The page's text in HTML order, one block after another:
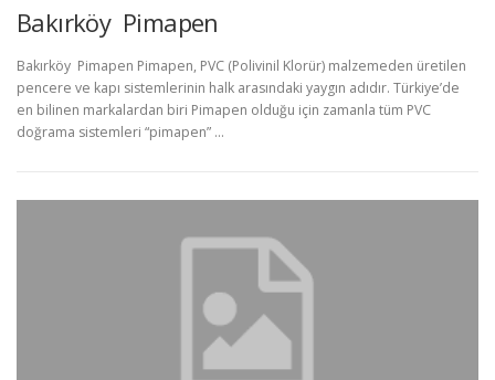
Bakırköy Pimapen
Bakırköy Pimapen Pimapen, PVC (Polivinil Klorür) malzemeden üretilen
pencere ve kapı sistemlerinin halk arasındaki yaygın adıdır. Türkiye’de
en bilinen markalardan biri Pimapen olduğu için zamanla tüm PVC
doğrama sistemleri “pimapen” …